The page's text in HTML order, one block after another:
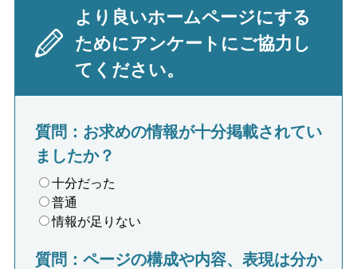
より良いホームページにする
ためにアンケートにご協力し
てください。
質問：お求めの情報が十分掲載されてい
ましたか？
十分だった
普通
情報が足りない
質問：ページの構成や内容、表現は分か